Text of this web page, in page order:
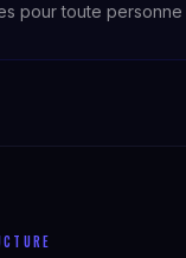
pour toute